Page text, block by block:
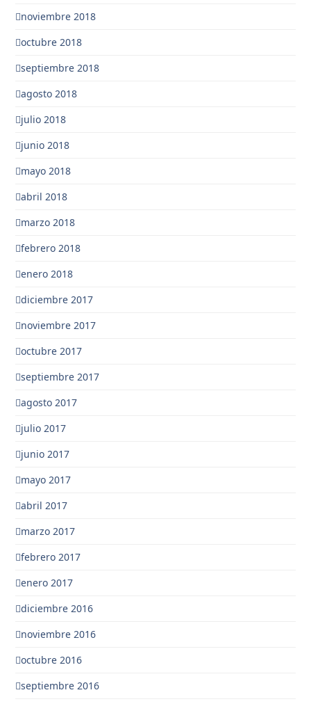
noviembre 2018
octubre 2018
septiembre 2018
agosto 2018
julio 2018
junio 2018
mayo 2018
abril 2018
marzo 2018
febrero 2018
enero 2018
diciembre 2017
noviembre 2017
octubre 2017
septiembre 2017
agosto 2017
julio 2017
junio 2017
mayo 2017
abril 2017
marzo 2017
febrero 2017
enero 2017
diciembre 2016
noviembre 2016
octubre 2016
septiembre 2016